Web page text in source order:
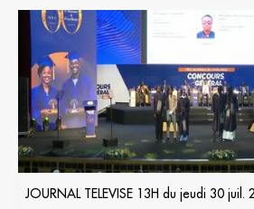
JOURNAL TELEVISE 13H du jeudi 30 juil.